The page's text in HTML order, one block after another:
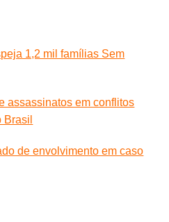
1,2 mil famílias Sem
assassinatos em conflitos
de envolvimento em caso